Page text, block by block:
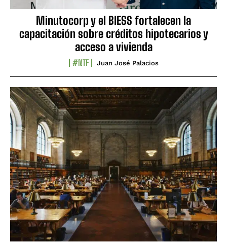
Minutocorp y el BIESS fortalecen la
capacitación sobre créditos hipotecarios y
acceso a vivienda
#NTF Juan José Palacios